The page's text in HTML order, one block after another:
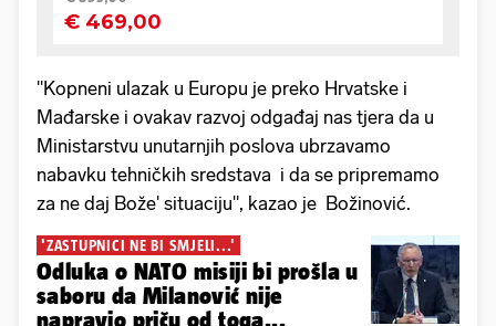
"Kopneni ulazak u Europu je preko Hrvatske i
Mađarske i ovakav razvoj odgađaj nas tjera da u
Ministarstvu unutarnjih poslova ubrzavamo
nabavku tehničkih sredstava i da se pripremamo
za ne daj Bože' situaciju", kazao je Božinović.
'ZASTUPNICI NE BI SMJELI...'
Odluka o NATO misiji bi prošla u
saboru da Milanović nije
napravio priču od toga...